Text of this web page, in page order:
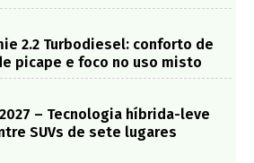
2.2 Turbodiesel: conforto de
picape e foco no uso misto
– Tecnologia híbrida-leve
SUVs de sete lugares